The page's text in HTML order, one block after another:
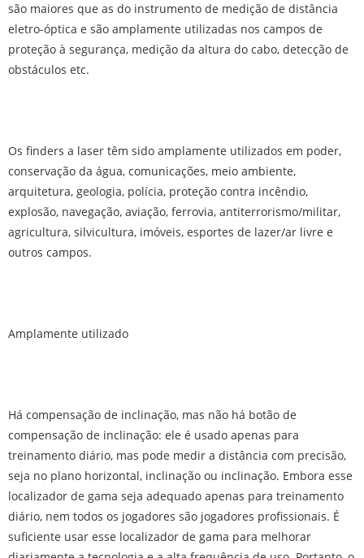
são maiores que as do instrumento de medição de distância
eletro-óptica e são amplamente utilizadas nos campos de
proteção à segurança, medição da altura do cabo, detecção de
obstáculos etc.
Os finders a laser têm sido amplamente utilizados em poder,
conservação da água, comunicações, meio ambiente,
arquitetura, geologia, polícia, proteção contra incêndio,
explosão, navegação, aviação, ferrovia, antiterrorismo/militar,
agricultura, silvicultura, imóveis, esportes de lazer/ar livre e
outros campos.
Amplamente utilizado
Há compensação de inclinação, mas não há botão de
compensação de inclinação: ele é usado apenas para
treinamento diário, mas pode medir a distância com precisão,
seja no plano horizontal, inclinação ou inclinação. Embora esse
localizador de gama seja adequado apenas para treinamento
diário, nem todos os jogadores são jogadores profissionais. É
suficiente usar esse localizador de gama para melhorar